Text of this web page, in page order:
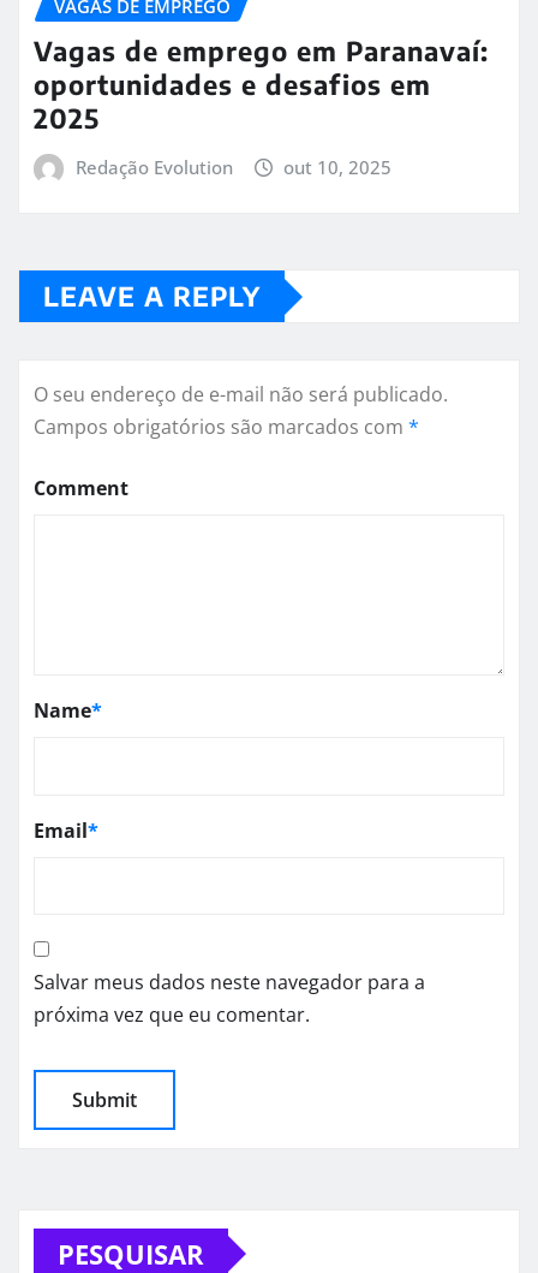
VAGAS DE EMPREGO
Vagas de emprego em Paranavaí:
oportunidades e desafios em
2025
Redação Evolution out 10, 2025
LEAVE A REPLY
O seu endereço de e-mail não será publicado.
Campos obrigatórios são marcados com *
Comment
Name*
Email*
Salvar meus dados neste navegador para a
próxima vez que eu comentar.
PESQUISAR